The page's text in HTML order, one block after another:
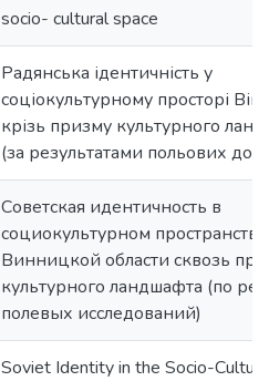
socio- cultural space
Радянська ідентичність у
соціокультурному просторі
крізь призму культурного
(за результатами польових
Советская идентичность в
социокультурном пространстве
Винницкой области сквозь
культурного ландшафта (по
полевых исследований)
Soviet Identity in the Socio-